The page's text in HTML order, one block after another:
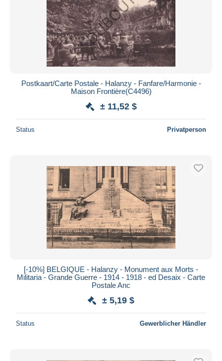
Postkaart/Carte Postale - Halanzy - Fanfare/Harmonie -
Maison Frontière(C4496)
± 11,52 $
Status Privatperson
[-10%] BELGIQUE - Halanzy - Monument aux Morts -
Militaria - Grande Guerre - 1914 - 1918 - ed Desaix - Carte
Postale Anc
± 5,19 $
Status Gewerblicher Händler